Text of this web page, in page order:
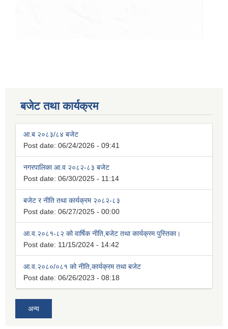
बजेट तथा कार्यक्रम
आ.ब २०८३/८४ बजेट
Post date: 06/24/2026 - 09:41
नगरपालिका आ.व २०८२-८३ बजेट
Post date: 06/30/2025 - 11:14
बजेट र नीति तथा कार्यक्रम २०८२-८३
Post date: 06/27/2025 - 00:00
आ.व.२०८१-८२ को वार्षिक नीति,बजेट तथा कार्यक्रम पुस्तिका।
Post date: 11/15/2024 - 14:42
आ.व.२०८०/०८१ को नीति,कार्यक्रम तथा बजेट
Post date: 06/26/2023 - 08:18
अन्य